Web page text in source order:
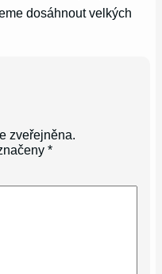
dosáhnout velkých
zveřejněna.
*